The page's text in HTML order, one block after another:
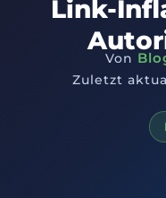
Link-
Von
Zuletzt